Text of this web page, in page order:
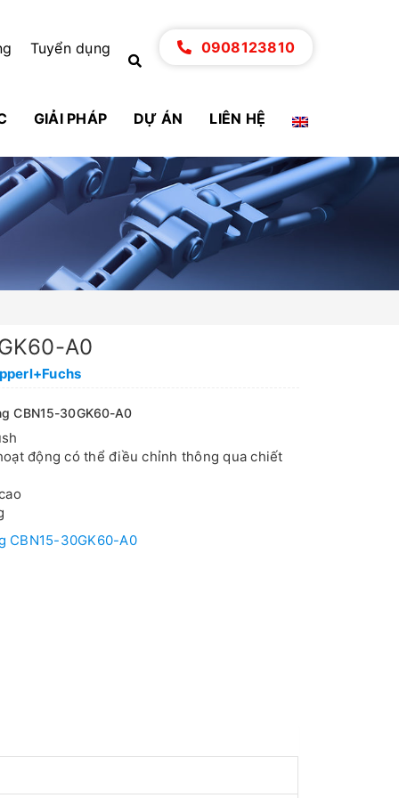
0908123810
Tuyển dụng
GIẢI PHÁP DỰ ÁN LIÊN HỆ
A0
CBN15-30GK60-A0
động có thể điều chỉnh thông qua chiết
CBN15-30GK60-A0